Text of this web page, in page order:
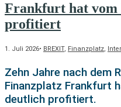
Frankfurt hat
profitiert
1. Juli 2026• BREXIT, Finanzplatz,
Zehn Jahre nach dem
Finanzplatz Frankfurt
deutlich profitiert.